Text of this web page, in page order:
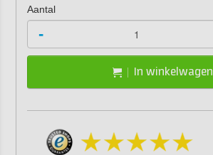
Aantal
-
In winkelwagen